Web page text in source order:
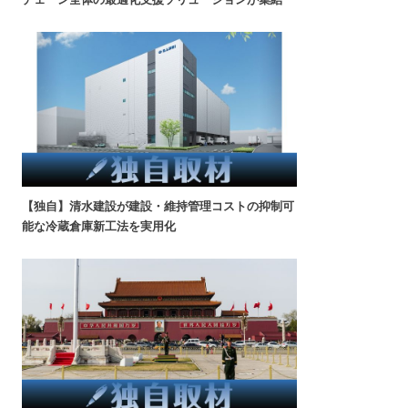
【独自】清水建設が建設・維持管理コストの抑制可
能な冷蔵倉庫新工法を実用化